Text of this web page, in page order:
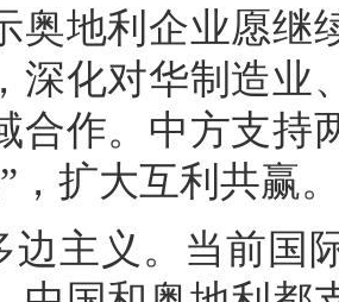
奥地利企业愿继
深化对华制造业
合作。中方支持
，扩大互利共赢
边主义。当前国